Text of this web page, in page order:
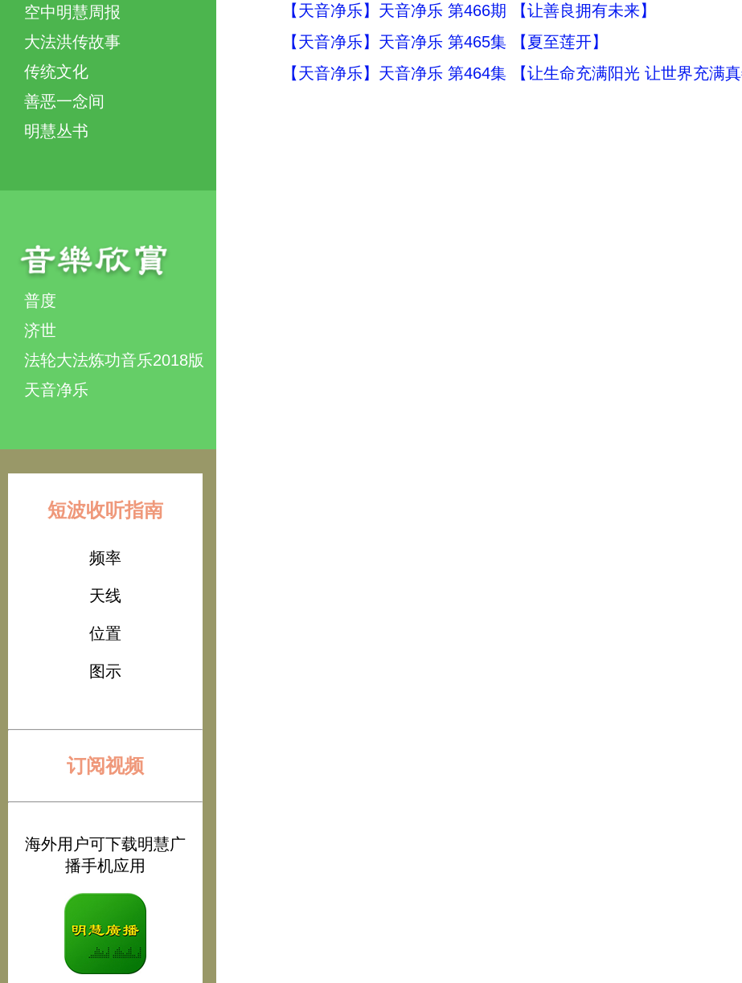
空中明慧周报
大法洪传故事
传统文化
善恶一念间
明慧丛书
普度
济世
法轮大法炼功音乐2018版
天音净乐
短波收听指南
频率
天线
位置
图示
订阅视频
海外用户可下载明慧广
播手机应用
【天音净乐】天音净乐 第466期 【让善良拥有未来】
【天音净乐】天音净乐 第465集 【夏至莲开】
【天音净乐】天音净乐 第464集 【让生命充满阳光 让世界充满真